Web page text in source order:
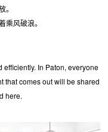
风破浪。
In Paton, everyone
that comes out will be shared
here.